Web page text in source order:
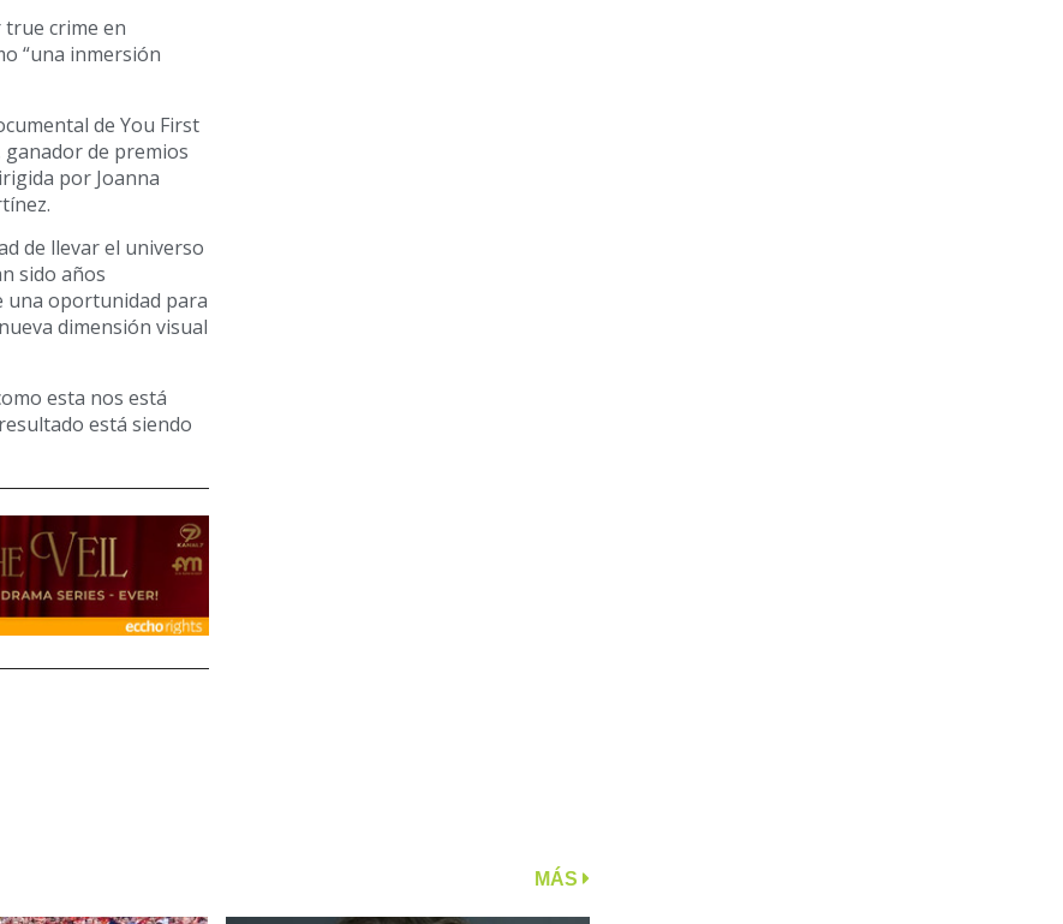
true crime en
“una inmersión
de You First
ganador de premios
por Joanna
de llevar el universo
sido años
una oportunidad para
dimensión visual
esta nos está
está siendo
MÁS